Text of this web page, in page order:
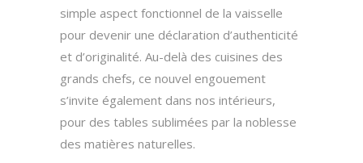
simple aspect fonctionnel de la vaisselle
pour devenir une déclaration d’authenticité
et d’originalité. Au-delà des cuisines des
grands chefs, ce nouvel engouement
s’invite également dans nos intérieurs,
pour des tables sublimées par la noblesse
des matières naturelles.